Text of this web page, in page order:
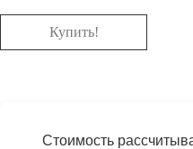
Купить!
Стоимость